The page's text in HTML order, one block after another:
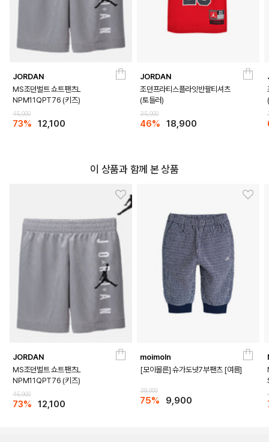
JORDAN
MS조던벌트 쇼트팬츠L
NPM11QPT76 (키즈)
45,000
73% 12,100
JORDAN
조던프라티스플라잇반팔티셔츠
(토들러)
35,000
46% 18,900
이 상품과 함께 본 상품
JORDAN
MS조던벌트 쇼트팬츠L
NPM11QPT76 (키즈)
45,000
73% 12,100
moimoln
[모이몰른] 슈가도넛7부팬츠 [여름]
39,000
75% 9,900